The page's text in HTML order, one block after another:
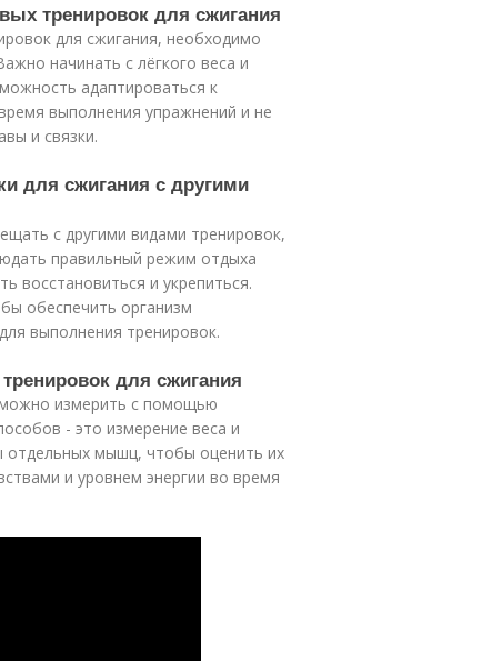
тренировок для сжигания
для сжигания, необходимо
начинать с лёгкого веса и
адаптироваться к
выполнения упражнений и не
и связки.
для сжигания с другими
с другими видами тренировок,
правильный режим отдыха
и укрепиться.
обеспечить организм
выполнения тренировок.
для сжигания
можно измерить с помощью
- это измерение веса и
мышц, чтобы оценить их
и уровнем энергии во время